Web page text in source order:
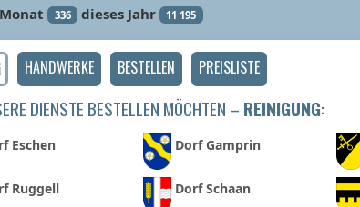
336 dieses Jahr 11 195
HANDWERKE BESTELLEN PREISLISTE
DIENSTE BESTELLEN MÖCHTEN – REINIGUNG:
Eschen Dorf Gamprin
Ruggell Dorf Schaan